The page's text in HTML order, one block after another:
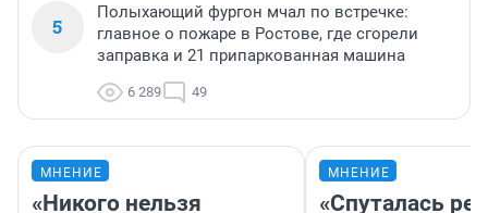
5
Полыхающий фургон мчал по встречке:
главное о пожаре в Ростове, где сгорели
заправка и 21 припаркованная машина
6 289 49
МНЕНИЕ
«Никого нельзя
МНЕНИЕ
«Спуталась